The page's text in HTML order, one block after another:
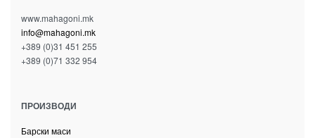
www.mahagoni.mk
info@mahagoni.mk
+389 (0)31 451 255
+389 (0)71 332 954
ПРОИЗВОДИ
Барски маси